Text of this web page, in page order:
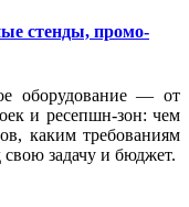
стенды, промо-
оборудование — от
и ресепшн-зон: чем
каким требованиям
свою задачу и бюджет.